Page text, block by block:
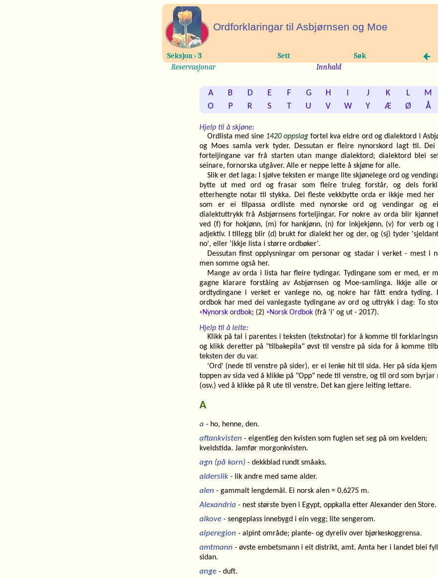
Ordforklaringar til Asbjørnsen og Moe
Seksjon › 3 Sett Søk
Reservasjonar Innhald
A B D E F G H J K L
M
O
P R S T U V W Y Æ Ø Å
Hjelp til å skjøne:
Ordlista med sine 1420 oppslag fortel kva eldre ord og dialektord i
og Moes samla verk tyder. Dessutan er fleire nynorskord lagt til. Dei
forteljingane var frå starten utan mange dialektord; dialektord blei
seinare, fornorska utgåver. Alle er neppe lette å skjøne for alle.
Slik er det laga: I sjølve teksten er mange lite skjønelege ord og
bytte utmed ord og frasar som fleire truleg forstår, og dels
etterhengte notar til stykka. Dei fleste vekkbytte orda er ikkje med her
som er ei tilpassa ordliste med nynorske ord og vendingar og
dialektuttrykk frå Asbjørnsens forteljingar. For nokre av orda blir
ved (f) for hokjønn, (m) for hankjønn, (n) for inkjekjønn, (v) for verb og
adjektiv. I tillegg blir (d) brukt for dialekt her og der, og (sj) tyder
no', eller 'ikkje lista i større ordbøker'.
Dessutan finst opplysningar om personar og stadar i verket - mest i
men somme også her.
Mange av orda i lista har fleire tydingar. Tydingane som er med, er
gagne klarare forståing av Asbjørnsen og Moe-samlinga. Ikkje alle
ordtydingane i verket er vanlege no, og nokre har fått endra tyding.
ordbok har med deivanlegaste tydingane av ord og uttrykk i dag: To
◦Nynorsk ordbok; (2) ◦Norsk Ordbok (frå 'i' og ut - 2017).
Hjelp til å leite:
Klikk på tal i parentes i teksten (tekstnotar) for å komme til
og klikk deretter på "tilbakepila" øvst til venstre på sida for å komme
teksten der du var.
'Ord' (nede til venstre på sider), er ei lenke hit til sida. Her på sida
toppen av sida ved å klikke på "Opp" nede til venstre, og til ord som byrjar
(osv.) ved å klikke på R ute til venstre. Det kan gjere leiting lettare.
A
a - ho, henne, den.
aftankvisten - eigentleg den kvisten som fuglen set seg på om kvelden;
kveldstida. Jamfør morgonkvisten.
agn (på korn) - dekkblad rundt småaks.
alderslik - lik andre med same alder.
alen - gammalt lengdemål. Ei norsk alen = 0,6275 m.
Alexandria - nest største byen i Egypt, oppkalla etter Alexander den Store.
alkove - sengeplass innebygd i ein vegg; lite sengerom.
alperegion - alpint område; plante- og dyreliv over bjørkeskoggrensa.
amtmann - øvste embetsmann i eit distrikt, amt. Amta her i landet blei
sidan.
ange - duft.